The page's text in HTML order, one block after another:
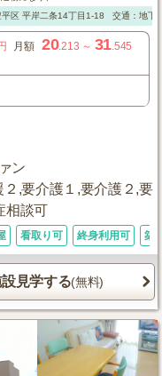
区 平岸二条14丁目1-18 交通：地下
月額 20.213 ～ 31.545
ン
,要介護１,要介護２,要
相談可
看取り可 終身利用可 築
見学する(無料)